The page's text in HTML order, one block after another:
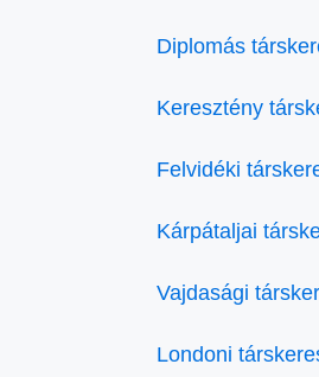
Diplomás
Keresztény
Felvidéki
Kárpátaljai
Vajdasági
Londoni